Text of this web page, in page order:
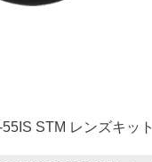
STM レンズキット